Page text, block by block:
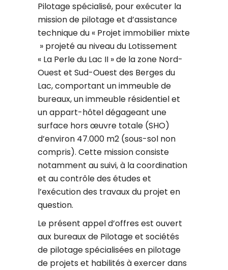
Pilotage spécialisé, pour exécuter la
mission de pilotage et d’assistance
technique du « Projet immobilier mixte
» projeté au niveau du Lotissement
« La Perle du Lac II » de la zone Nord-
Ouest et Sud-Ouest des Berges du
Lac, comportant un immeuble de
bureaux, un immeuble résidentiel et
un appart-hôtel dégageant une
surface hors œuvre totale (SHO)
d’environ 47.000 m2 (sous-sol non
compris). Cette mission consiste
notamment au suivi, à la coordination
et au contrôle des études et
l’exécution des travaux du projet en
question.
Le présent appel d’offres est ouvert
aux bureaux de Pilotage et sociétés
de pilotage spécialisées en pilotage
de projets et habilités à exercer dans